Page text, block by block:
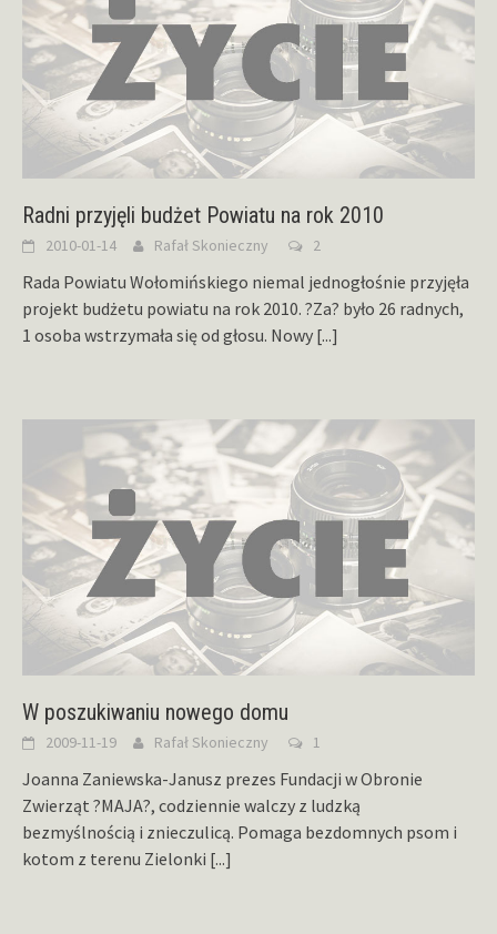
Radni przyjęli budżet Powiatu na rok 2010
2010-01-14 Rafał Skonieczny 2
Rada Powiatu Wołomińskiego niemal jednogłośnie przyjęła
projekt budżetu powiatu na rok 2010. ?Za? było 26 radnych,
1 osoba wstrzymała się od głosu. Nowy [...]
W poszukiwaniu nowego domu
2009-11-19 Rafał Skonieczny 1
Joanna Zaniewska-Janusz prezes Fundacji w Obronie
Zwierząt ?MAJA?, codziennie walczy z ludzką
bezmyślnością i znieczulicą. Pomaga bezdomnych psom i
kotom z terenu Zielonki [...]